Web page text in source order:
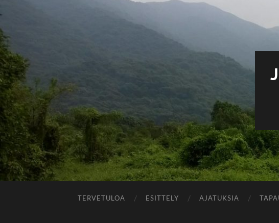
TERVETULOA ESITTELY AJATUKSIA